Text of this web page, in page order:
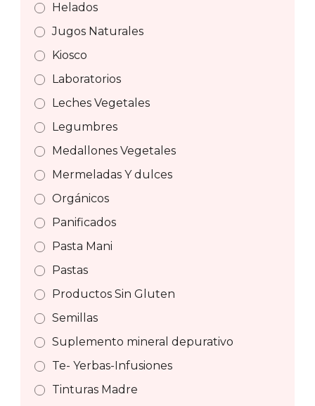
Helados
Jugos Naturales
Kiosco
Laboratorios
Leches Vegetales
Legumbres
Medallones Vegetales
Mermeladas Y dulces
Orgánicos
Panificados
Pasta Mani
Pastas
Productos Sin Gluten
Semillas
Suplemento mineral depurativo
Te- Yerbas-Infusiones
Tinturas Madre